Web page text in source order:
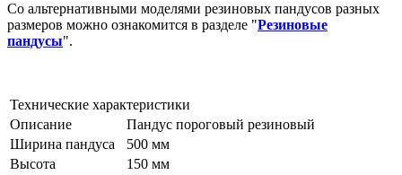
Со альтернативными моделями резиновых пандусов разных
размеров можно ознакомится в разделе "Резиновые
пандусы".
Технические характеристики
Описание
Пандус пороговый резиновый
Ширина пандуса
500 мм
Высота
150 мм